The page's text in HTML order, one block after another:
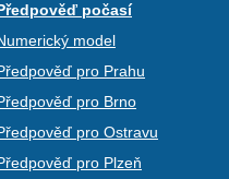
počasí
model
pro Prahu
pro Brno
pro Ostravu
pro Plzeň